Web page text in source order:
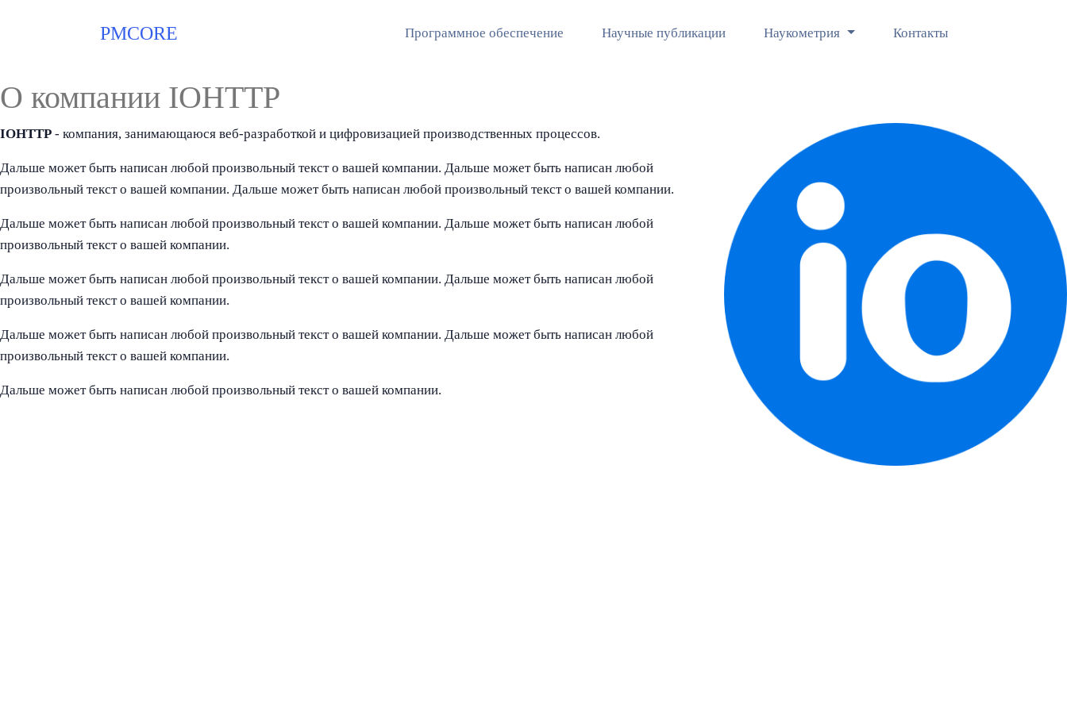
PMCORE Программное обеспечение Научные публикации Наукометрия Контакты
О компании IOHTTP
IOHTTP - компания, занимающаюся веб-разработкой и цифровизацией производственных процессов.
Дальше может быть написан любой произвольный текст о вашей компании. Дальше может быть написан любой
произвольный текст о вашей компании. Дальше может быть написан любой произвольный текст о вашей компании.
Дальше может быть написан любой произвольный текст о вашей компании. Дальше может быть написан любой
произвольный текст о вашей компании.
Дальше может быть написан любой произвольный текст о вашей компании. Дальше может быть написан любой
произвольный текст о вашей компании.
Дальше может быть написан любой произвольный текст о вашей компании. Дальше может быть написан любой
произвольный текст о вашей компании.
Дальше может быть написан любой произвольный текст о вашей компании.